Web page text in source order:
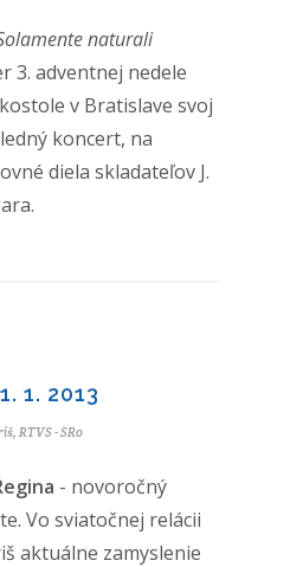
naturali
3. adventnej nedele
v Bratislave svoj
koncert, na
diela skladateľov J.
1. 2013
RTVS - SRo
- novoročný
Vo sviatočnej relácii
aktuálne zamyslenie